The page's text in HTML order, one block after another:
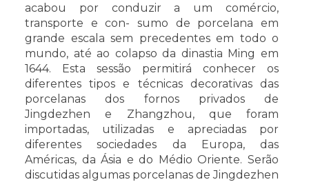
acabou por conduzir a um comércio,
transporte e con- sumo de porcelana em
grande escala sem precedentes em todo o
mundo, até ao colapso da dinastia Ming em
1644. Esta sessão permitirá conhecer os
diferentes tipos e técnicas decorativas das
porcelanas dos fornos privados de
Jingdezhen e Zhangzhou, que foram
importadas, utilizadas e apreciadas por
diferentes sociedades da Europa, das
Américas, da Ásia e do Médio Oriente. Serão
discutidas algumas porcelanas de Jingdezhen